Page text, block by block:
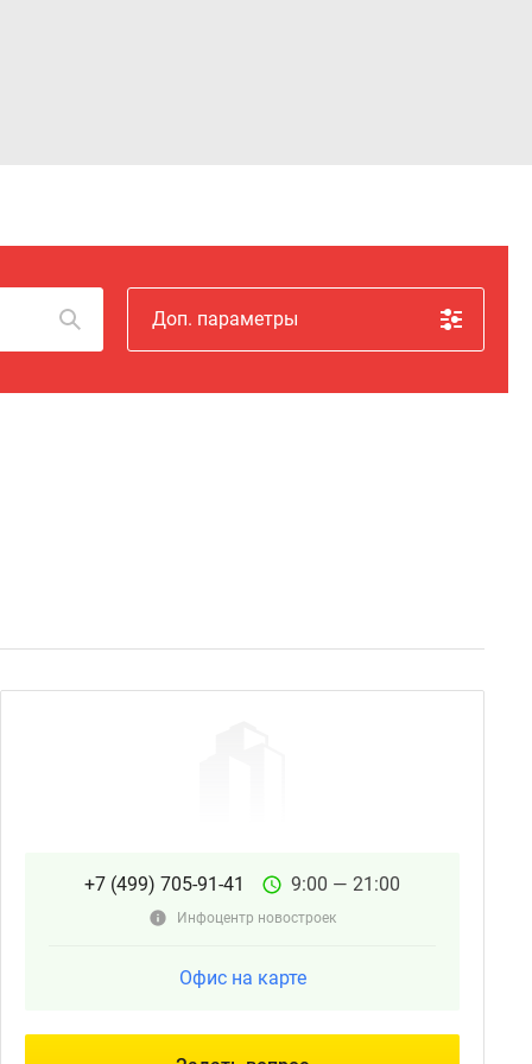
Доп. параметры
+7 (499) 705-91-41 9:00 — 21:00
Инфоцентр новостроек
Офис на карте